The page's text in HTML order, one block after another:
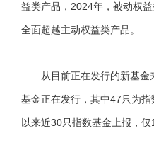
益类产品，2024年，被动权
全面超越主动权益类产品。
从目前正在发行的新基金来
基金正在发行，其中47只为
以来近30只指数基金上报，